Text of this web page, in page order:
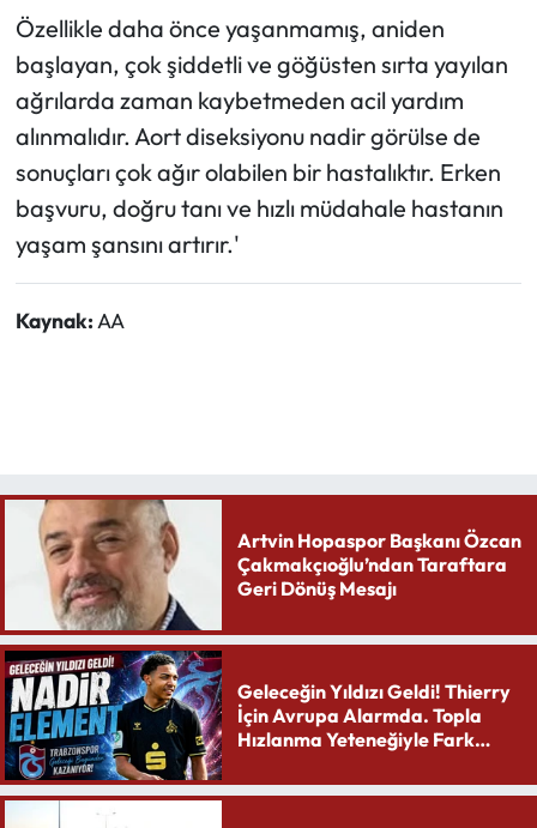
Özellikle daha önce yaşanmamış, aniden
başlayan, çok şiddetli ve göğüsten sırta yayılan
ağrılarda zaman kaybetmeden acil yardım
alınmalıdır. Aort diseksiyonu nadir görülse de
sonuçları çok ağır olabilen bir hastalıktır. Erken
başvuru, doğru tanı ve hızlı müdahale hastanın
yaşam şansını artırır.'
Kaynak:AA
Artvin Hopaspor Başkanı Özcan
Çakmakçıoğlu’ndan Taraftara
Geri Dönüş Mesajı
Geleceğin Yıldızı Geldi! Thierry
İçin Avrupa Alarmda. Topla
Hızlanma Yeteneğiyle Fark